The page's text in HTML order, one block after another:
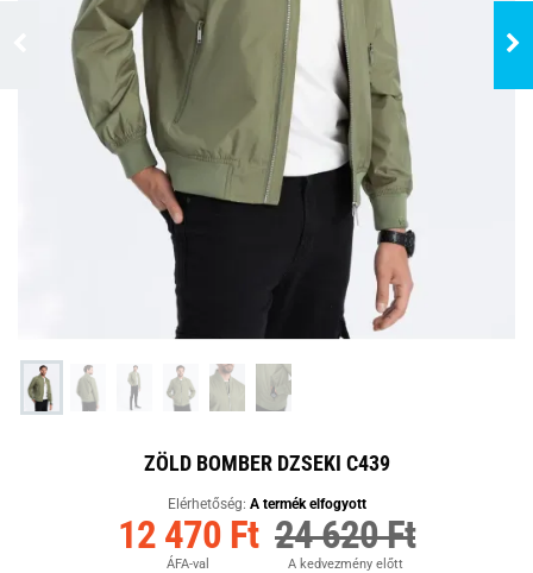
ZÖLD BOMBER DZSEKI C439
Elérhetőség: A termék elfogyott
12 470 Ft
ÁFA-val
24 620 Ft
A kedvezmény előtt